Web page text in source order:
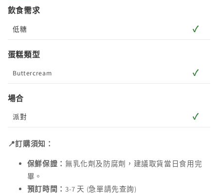
飲食需求
低糖 ✓
蛋糕類型
Buttercream ✓
場合
派對 ✓
📍訂購須知：
保鮮保證： 無乳化劑及防腐劑，建議取貨當日食用完
畢。
預訂時間： 3-7 天 (急單請先查詢)